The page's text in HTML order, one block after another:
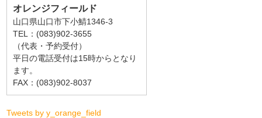
オレンジフィールド
山口県山口市下小鯖1346-3
TEL：(083)902-3655
（代表・予約受付）
平日の電話受付は15時からとなり
ます。
FAX：(083)902-8037
Tweets by y_orange_field